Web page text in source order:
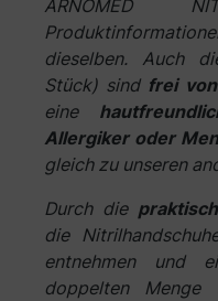
ARNOMED
dieselben. Auch
Stück) sind frei
eine
Allergiker oder
gleich zu unseren
Durch die
die
entnehmen und
doppelten